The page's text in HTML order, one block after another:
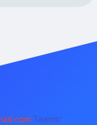
Teams: